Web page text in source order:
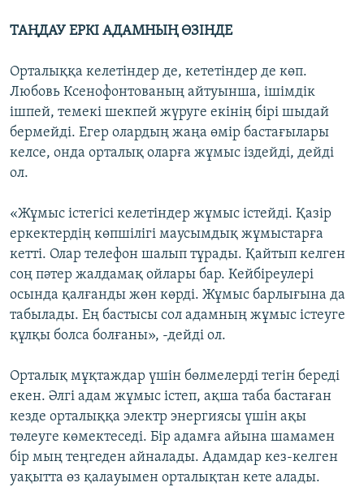
ТАҢДАУ ЕРКІ АДАМНЫҢ ӨЗІНДЕ
Орталыққа келетіндер де, кететіндер де көп.
Любовь Ксенофонтованың айтуынша, ішімдік
ішпей, темекі шекпей жүруге екінің бірі шыдай
бермейді. Егер олардың жаңа өмір бастағылары
келсе, онда орталық оларға жұмыс іздейді, дейді
ол.
«Жұмыс істегісі келетіндер жұмыс істейді. Қазір
еркектердің көпшілігі маусымдық жұмыстарға
кетті. Олар телефон шалып тұрады. Қайтып келген
соң пәтер жалдамақ ойлары бар. Кейбіреулері
осында қалғанды жөн көрді. Жұмыс барлығына да
табылады. Ең бастысы сол адамның жұмыс істеуге
құлқы болса болғаны», -дейді ол.
Орталық мұқтаждар үшін бөлмелерді тегін береді
екен. Әлгі адам жұмыс істеп, ақша таба бастаған
кезде орталыққа электр энергиясы үшін ақы
төлеуге көмектеседі. Бір адамға айына шамамен
бір мың теңгеден айналады. Адамдар кез-келген
уақытта өз қалауымен орталықтан кете алады.